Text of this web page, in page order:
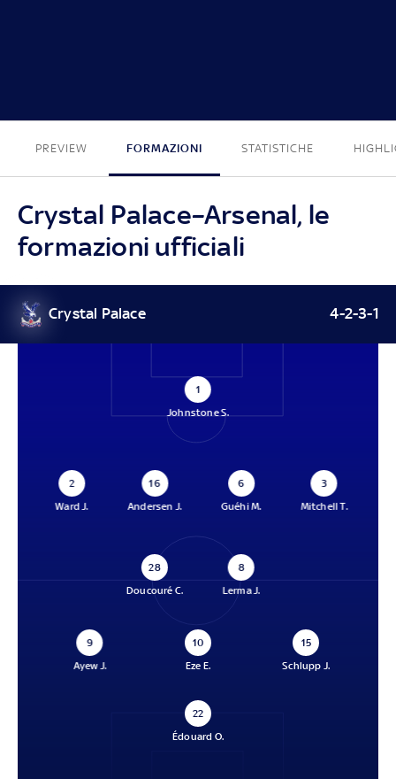
PREVIEW FORMAZIONI STATISTICHE
Crystal Palace–Arsenal, le
formazioni ufficiali
Crystal Palace 4-2-3-1
1
Johnstone S.
2
Ward J.
16
Andersen J.
6
Guéhi M.
3
Mitchell T.
28
Doucouré C.
8
Lerma J.
9
Ayew J.
10
Eze E.
15
Schlupp J.
22
Édouard O.